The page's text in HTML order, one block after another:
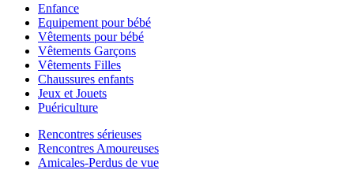
Enfance
Equipement pour bébé
Vêtements pour bébé
Vêtements Garçons
Vêtements Filles
Chaussures enfants
Jeux et Jouets
Puériculture
Rencontres sérieuses
Rencontres Amoureuses
Amicales-Perdus de vue